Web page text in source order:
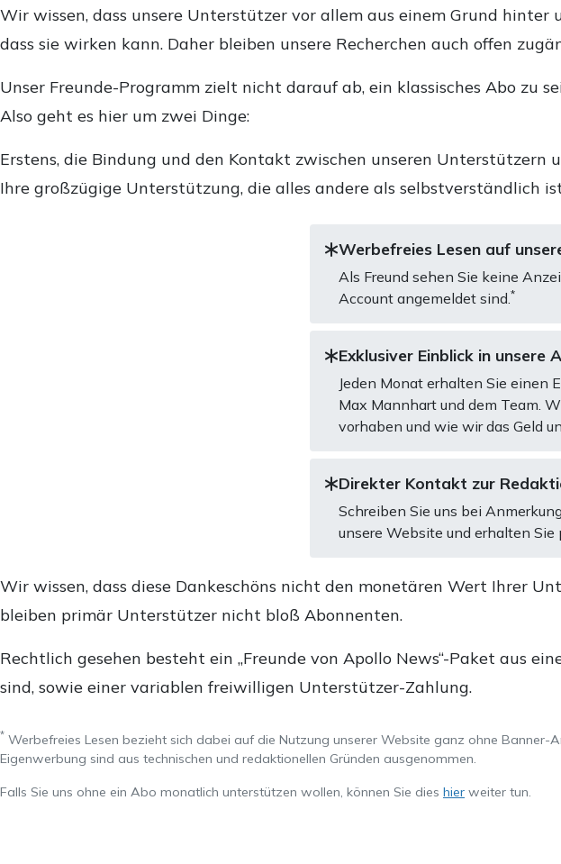
Wir wissen, dass unsere Unterstützer vor allem aus einem Grund
dass sie wirken kann. Daher bleiben unsere Recherchen auch offen
Unser Freunde-Programm zielt nicht darauf ab, ein klassisches Abo
Also geht es hier um zwei Dinge:
Erstens, die Bindung und den Kontakt zwischen unseren Unterstützern
Ihre großzügige Unterstützung, die alles andere als selbstverständlich
Werbefreies Lesen auf
Als Freund sehen Sie keine
Account angemeldet sind. *
Exklusiver Einblick in unsere
Jeden Monat erhalten Sie einen
Max Mannhart und dem Team.
vorhaben und wie wir das Geld
Direkter Kontakt zur
Schreiben Sie uns bei
unsere Website und erhalten Sie
Wir wissen, dass diese Dankeschöns nicht den monetären Wert Ihrer
bleiben primär Unterstützer nicht bloß Abonnenten.
Rechtlich gesehen besteht ein „Freunde von Apollo News“-Paket aus
sind, sowie einer variablen freiwilligen Unterstützer-Zahlung.
* Werbefreies Lesen bezieht sich dabei auf die Nutzung unserer Website ganz ohne
Eigenwerbung sind aus technischen und redaktionellen Gründen ausgenommen.
Falls Sie uns ohne ein Abo monatlich unterstützen wollen, können Sie dies hier weiter tun.